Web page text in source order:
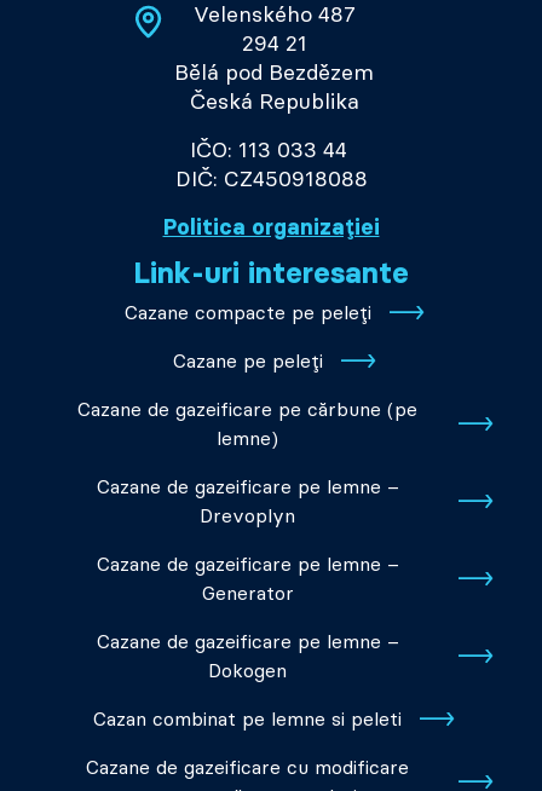
Velenského 487
294 21
Bělá pod Bezdězem
Česká Republika
IČO: 113 033 44
DIČ: CZ450918088
Politica organizației
Link-uri interesante
Cazane compacte pe peleți
Cazane pe peleți
Cazane de gazeificare pe cărbune (pe
lemne)
Cazane de gazeificare pe lemne –
Drevoplyn
Cazane de gazeificare pe lemne –
Generator
Cazane de gazeificare pe lemne –
Dokogen
Cazan combinat pe lemne si peleti
Cazane de gazeificare cu modificare